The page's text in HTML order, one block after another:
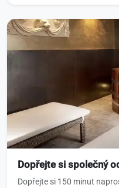
Dopřejte si společný
Dopřejte si 150 minut